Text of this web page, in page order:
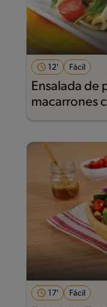
12' Fácil
Ensalada de
macarrones
verduras
17' Fácil